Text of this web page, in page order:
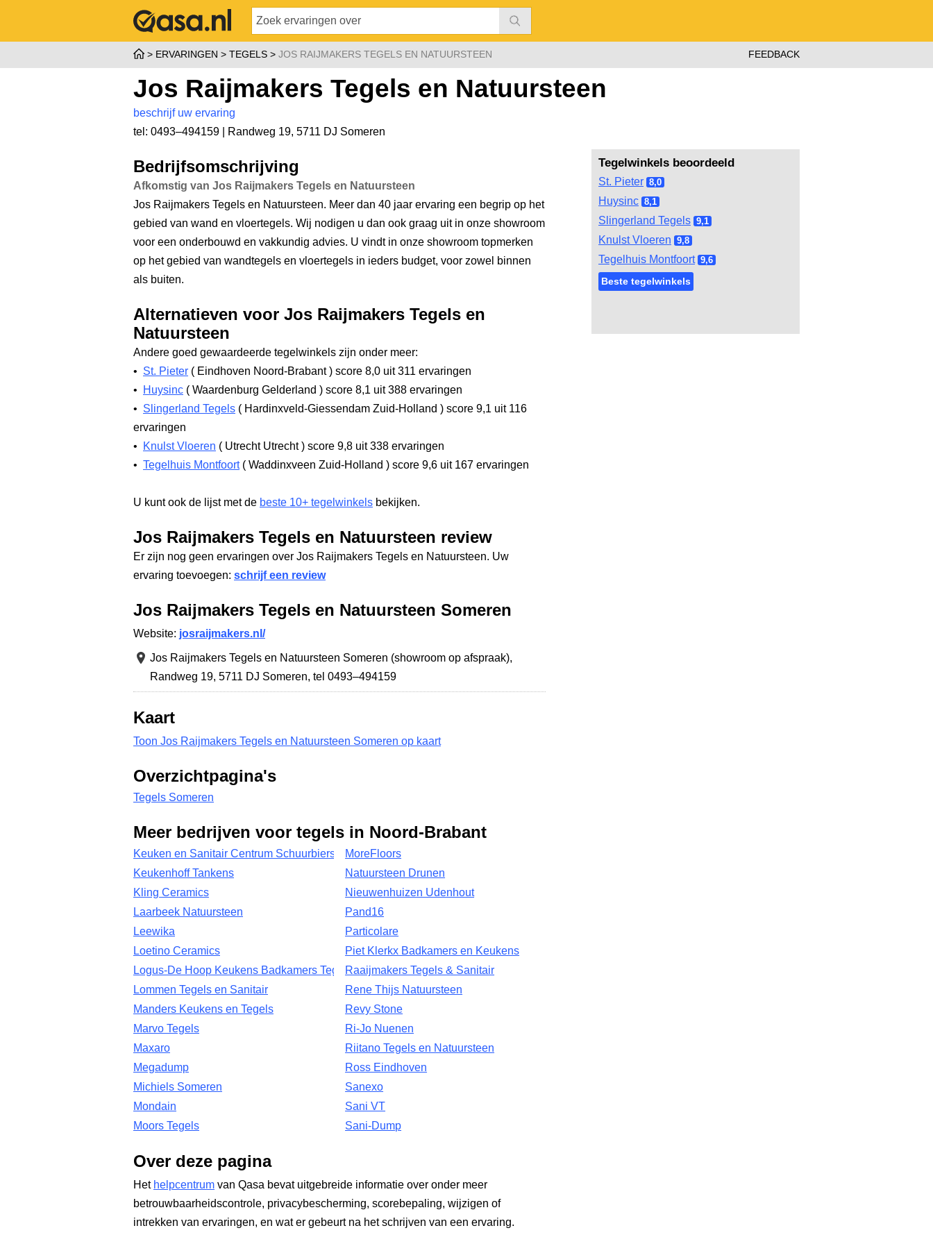
ERVARINGEN TEGELS JOS RAIJMAKERS TEGELS EN NATUURSTEEN FEEDBACK
Jos Raijmakers Tegels en Natuursteen
beschrijf uw ervaring
tel: 0493–494159 |
Randweg 19, 5711 DJ Someren
Tegelwinkels beoordeeld
St. Pieter 8,0
Huysinc 8,1
Slingerland Tegels 9,1
Knulst Vloeren 9,8
Tegelhuis Montfoort 9,6
Beste tegelwinkels
Bedrijfsomschrijving
Afkomstig van Jos Raijmakers Tegels en Natuursteen
Jos Raijmakers Tegels en Natuursteen. Meer dan 40 jaar ervaring een begrip op het
gebied van wand en vloertegels. Wij nodigen u dan ook graag uit in onze showroom
voor een onderbouwd en vakkundig advies. U vindt in onze showroom topmerken
op het gebied van wandtegels en vloertegels in ieders budget, voor zowel binnen
als buiten.
Alternatieven voor Jos Raijmakers Tegels en
Natuursteen
Andere goed gewaardeerde tegelwinkels zijn onder meer:
• St. Pieter ( Eindhoven Noord-Brabant) score 8,0 uit 311 ervaringen
•
Huysinc ( Waardenburg Gelderland ) score 8,1 uit 388 ervaringen
• Slingerland Tegels ( Hardinxveld-Giessendam Zuid-Holland ) score 9,1 uit 116
ervaringen
•
Knulst Vloeren ( Utrecht Utrecht) score 9,8 uit 338 ervaringen
• Tegelhuis Montfoort ( Waddinxveen Zuid-Holland ) score 9,6 uit 167 ervaringen
U kunt ook de lijst met de beste 10+ tegelwinkels bekijken.
Jos Raijmakers Tegels en Natuursteen review
Er zijn nog geen ervaringen over Jos Raijmakers Tegels en Natuursteen. Uw
ervaring toevoegen: schrijf een review
Jos Raijmakers Tegels en Natuursteen Someren
Website: josraijmakers.nl/
Jos Raijmakers Tegels en Natuursteen Someren (showroom op afspraak),
Randweg 19, 5711 DJ Someren, tel 0493–494159
Kaart
Toon Jos Raijmakers Tegels en Natuursteen Someren op kaart
Overzichtpagina's
Tegels Someren
Meer bedrijven voor tegels in Noord-Brabant
Keuken en Sanitair Centrum Schuurbiers
Keukenhoff Tankens
Kling Ceramics
Laarbeek Natuursteen
Leewika
Loetino Ceramics
Logus-De Hoop Keukens Badkamers Tegels
Lommen Tegels en Sanitair
Manders Keukens en Tegels
Marvo Tegels
Maxaro
Megadump
Michiels Someren
Mondain
Moors Tegels
MoreFloors
Natuursteen Drunen
Nieuwenhuizen Udenhout
Pand16
Particolare
Piet Klerkx Badkamers en Keukens
Raaijmakers Tegels & Sanitair
Rene Thijs Natuursteen
Revy Stone
Ri-Jo Nuenen
Riitano Tegels en Natuursteen
Ross Eindhoven
Sanexo
Sani VT
Sani-Dump
Over deze pagina
Het helpcentrum van Qasa bevat uitgebreide informatie over onder meer
betrouwbaarheidscontrole, privacybescherming, scorebepaling, wijzigen of
intrekken van ervaringen, en wat er gebeurt na het schrijven van een ervaring.